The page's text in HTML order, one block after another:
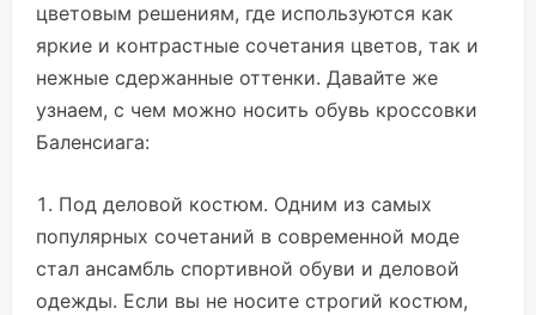
цветовым решениям, где используются как
яркие и контрастные сочетания цветов, так и
нежные сдержанные оттенки. Давайте же
узнаем, с чем можно носить обувь кроссовки
Баленсиага:
Под деловой костюм. Одним из самых
популярных сочетаний в современной моде
стал ансамбль спортивной обуви и деловой
одежды. Если вы не носите строгий костюм,